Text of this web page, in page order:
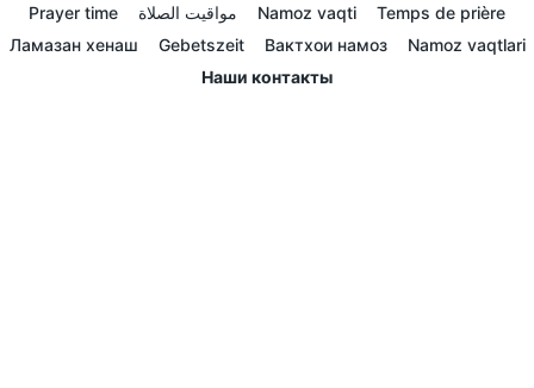
Prayer time مواقيت الصلاة Namoz vaqti
Temps de prière
Ламазан хенаш
Gebetszeit Вактхои намоз
Namoz vaqtlari
Наши контакты